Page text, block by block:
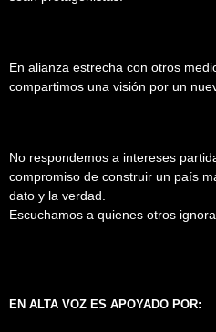
En alianza estrecha con otros
compartimos una visión por un
No respondemos a intereses
compromiso de construir un país
dato y la verdad.
Escuchamos a quienes otros
EN ALTA VOZ ES APOYADO POR: